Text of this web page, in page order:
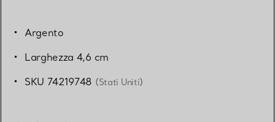
Argento
Larghezza 4,6 cm
SKU 74219748 (Stati Uniti)